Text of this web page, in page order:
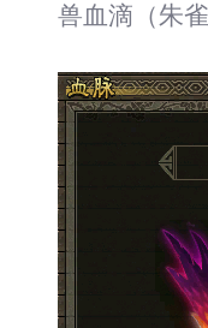
兽血滴（朱